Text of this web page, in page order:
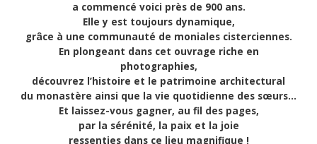
a commencé voici près de 900 ans.
Elle y est toujours dynamique,
grâce à une communauté de moniales cisterciennes.
En plongeant dans cet ouvrage riche en
photographies,
découvrez l’histoire et le patrimoine architectural
du monastère ainsi que la vie quotidienne des sœurs…
Et laissez-vous gagner, au fil des pages,
par la sérénité, la paix et la joie
ressenties dans ce lieu magnifique !